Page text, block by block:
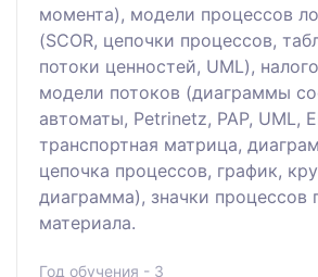
момента), модели процессов
(SCOR, цепочки процессов,
потоки ценностей, UML),
модели потоков (диаграммы
автоматы, Petrinetz, PAP, UML,
транспортная матрица,
цепочка процессов, график,
диаграмма), значки процессов
материала.
Год обучения - 3